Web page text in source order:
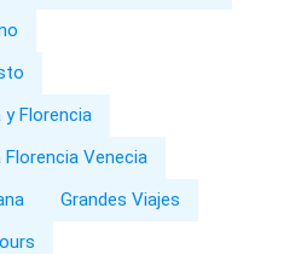
Florencia
Venecia
Grandes Viajes